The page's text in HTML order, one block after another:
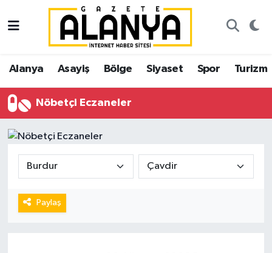
Alanya Asayiş Bölge Siyaset Spor Turizm
Nöbetçi Eczaneler
Paylaş
Alanya
Asayiş
Bölge
Siyaset
Spor
Turizm
İstanbul Nöbetçi Eczaneler
İstanbul Hava Durumu
İstanbul Trafik Yoğunluk Haritası
Süper Lig Puan Durumu ve Fikstür
Tüm Manşetler
Son Dakika Haberleri